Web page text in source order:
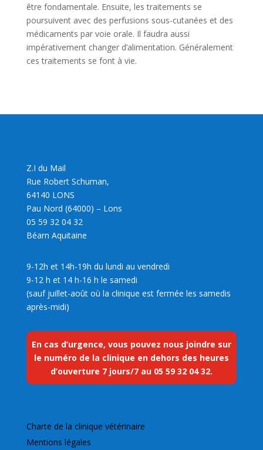
être fondamentale. Ensuite, les traitements se
poursuivent avec des perfusions sous-cutanées et des
médicaments par voie orale. Il faudra aussi
impérativement changer d’alimentation. Généralement
ces traitements se font à vie.
Z.I du Mail
Rue Robert Schuman,
64140 LONS
Pau Nord (64000) – Lons
05 59 32 04 32
Béarn Aquitaine
9-12h et 14h-19h du lundi au vendredi
9-12 h et 14 h-16 h le samedi
(sauf juillet-août où la clinique est fermée les samedis
après-midi)
En cas d’urgence, vous pouvez nous joindre sur
le numéro de la clinique en dehors des heures
d’ouverture 7 jours/7 au 05 59 32 04 32.
Charte de la clinique vétérinaire
Mentions légales